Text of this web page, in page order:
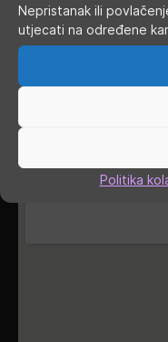
Nepristanak ili
utjecati na određene
Politika
Petak